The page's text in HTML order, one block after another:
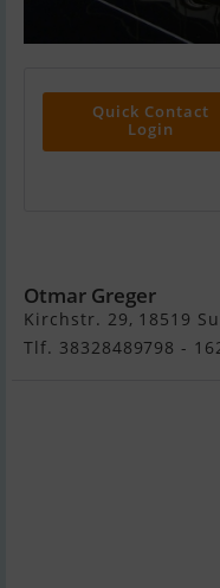
Quick Contact
Login
Otmar Greger
Kirchstr. 29, 18519
Tlf. 38328489798 -